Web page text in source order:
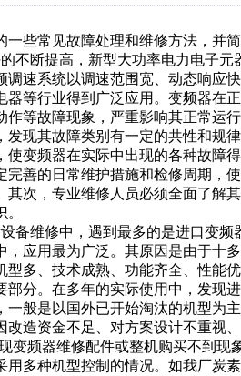
些常见故障处理和维修方法，并
不断提高，新型大功率电力电子
调速系统以调速范围宽、动态响应
器等行业得到广泛应用。变频器在
作等故障现象，严重影响其正常运
发现其故障类别有一定的共性和规
使变频器在实际中出现的各种故障
完善的日常维护措施和检修周期，
其次，专业维修人员必须全面了解
备维修中，遇到最多的是进口变
，应用最为广泛。其原因是由于十
型多、技术成熟、功能齐全、性能
部分。在多年的实际使用中，发现
一般是以国外已开始淘汰的机型为
改造资金不足、对方案设计不重视
变频器维修配件或整机购买不到
用多种机型控制的情况。如我厂炭